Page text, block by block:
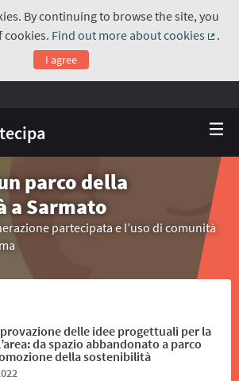
By continuing to browse the site, you
cookies. Find out more about cookies
.
I agree
parco della
a Sarmato
partecipata e l’uso di comunità
delle idee progettuali per la
da spazio abbandonato a parco
della sostenibilità